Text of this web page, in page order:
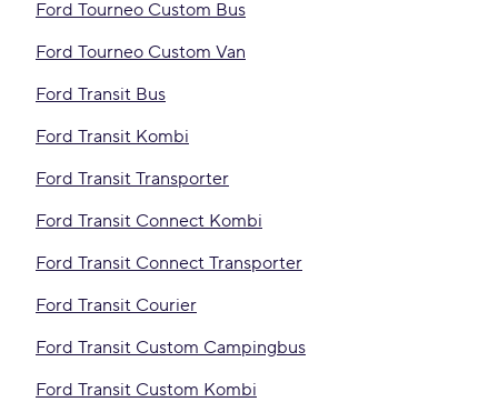
Ford Tourneo Custom Bus
Ford Tourneo Custom Van
Ford Transit Bus
Ford Transit Kombi
Ford Transit Transporter
Ford Transit Connect Kombi
Ford Transit Connect Transporter
Ford Transit Courier
Ford Transit Custom Campingbus
Ford Transit Custom Kombi